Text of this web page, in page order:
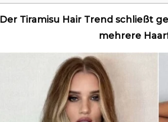
Der Tiramisu Hair Trend schließt
mehrere